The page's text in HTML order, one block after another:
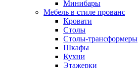
Минибары
Мебель в стиле прованс
Кровати
Столы
Столы-трансформеры
Шкафы
Кухни
Этажерки